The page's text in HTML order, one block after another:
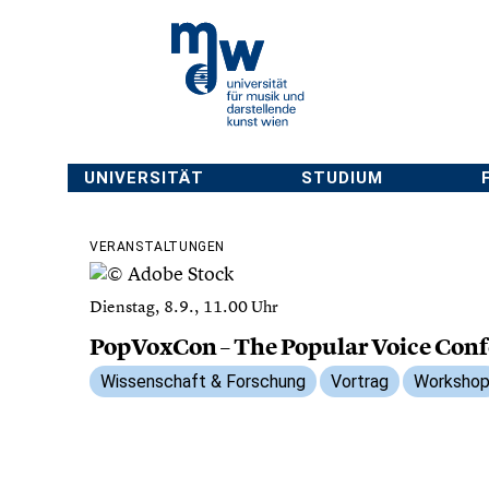
UNIVERSITÄT STUDIUM
VERANSTALTUNGEN
8.9., 11.00 Uhr
– The Popular Voice Conference
Wissenschaft & Forschung Vortrag Workshop
Previous